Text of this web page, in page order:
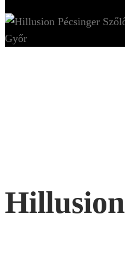
Hillusion